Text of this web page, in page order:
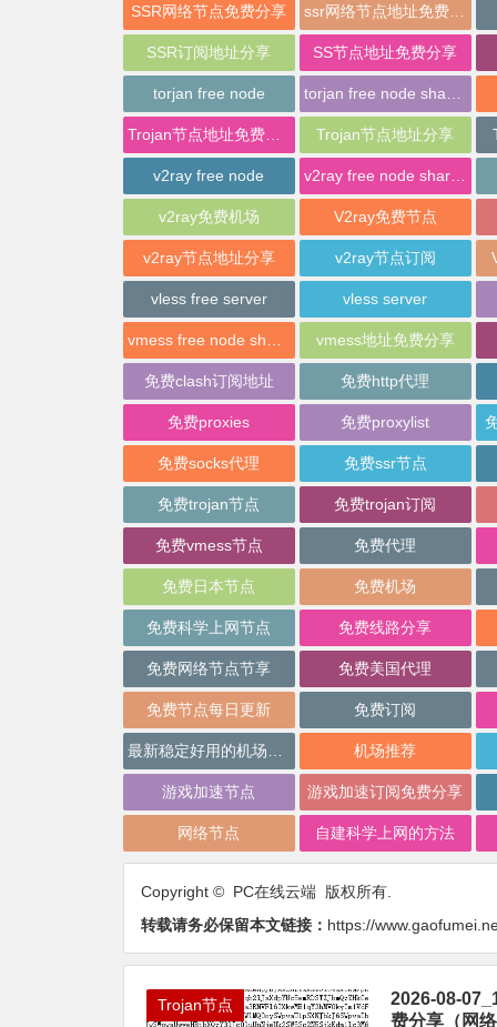
SSR网络节点免费分享 ssr网络节点地址免费分享
SSR订阅地址分享 SS节点地址免费分享
torjan free node
Trojan节点地址分享
v2ray free node v2ray free node sharing
v2ray免费机场 V2ray免费节点
v2ray节点地址分享 v2ray节点订阅
vless free server vless server
vmess地址免费分享
免费clash订阅地址 免费http代理
免费proxies 免费proxylist
免费socks代理 免费ssr节点
免费trojan节点 免费trojan订阅
免费vmess节点 免费代理
免费日本节点 免费机场
免费科学上网节点 免费线路分享
免费网络节点节享 免费美国代理
免费节点每日更新 免费订阅
机场推荐
游戏加速节点 游戏加速订阅免费分享
网络节点 自建科学上网的方法
Copyright © PC在线云端 版权所有.
转载请务必保留本文链接： https://
Trojan节点
2026-08-
费分享（网